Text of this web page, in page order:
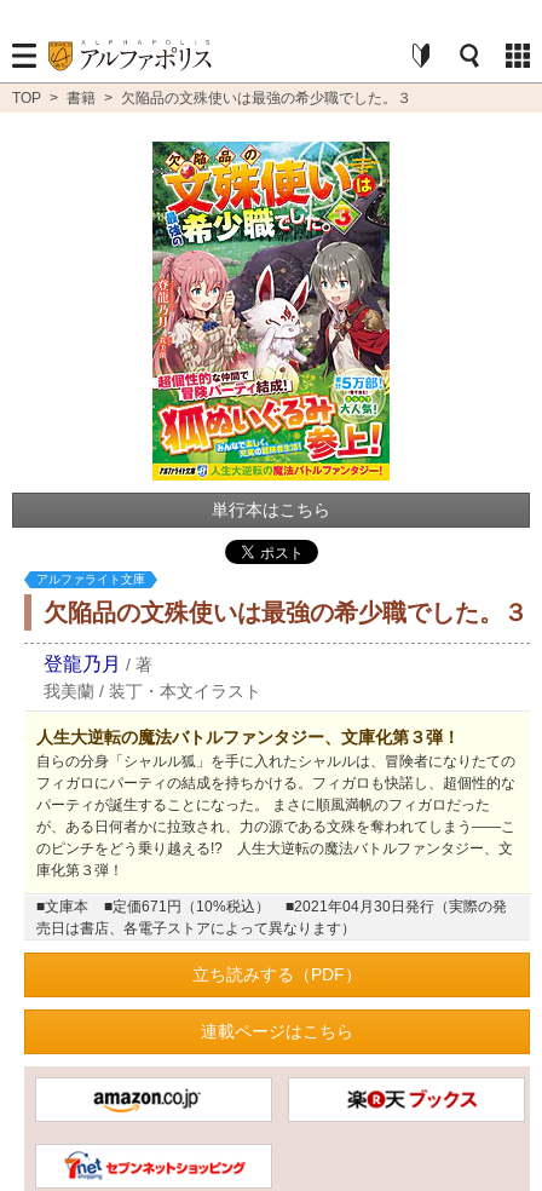
TOP > 書籍 > 欠陥品の文殊使いは最強の希少職でした。３
単行本はこちら
アルファライト文庫
欠陥品の文殊使いは最強の希少職でした。３
登龍乃月 / 著
我美蘭 / 装丁・本文イラスト
人生大逆転の魔法バトルファンタジー、文庫化第３弾！
自らの分身「シャルル狐」を手に入れたシャルルは、冒険者になりたての
フィガロにパーティの結成を持ちかける。フィガロも快諾し、超個性的な
パーティが誕生することになった。 まさに順風満帆のフィガロだった
が、ある日何者かに拉致され、力の源である文殊を奪われてしまう――こ
のピンチをどう乗り越える!? 人生大逆転の魔法バトルファンタジー、文
庫化第３弾！
■文庫本 ■定価671円（10%税込）
■2021年04月30日発行（実際の発
売日は書店、各電子ストアによって異なります）
立ち読みする（PDF）
連載ページはこちら